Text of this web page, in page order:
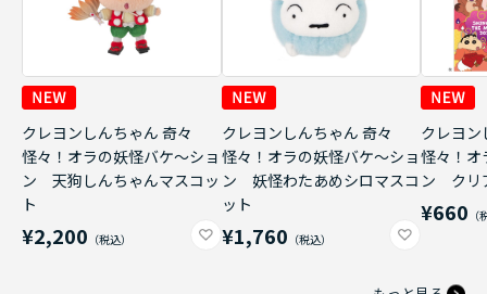
クレヨンしんちゃん 奇々
怪々！オラの妖怪バケ～ショ
ン 天狗しんちゃんマスコッ
ト
¥2,200
クレヨンしんちゃん 奇々
怪々！オラの妖怪バケ～ショ
ン 妖怪わたあめシロマスコ
ット
¥1,760
クレヨン
怪々！オ
ン クリ
¥660